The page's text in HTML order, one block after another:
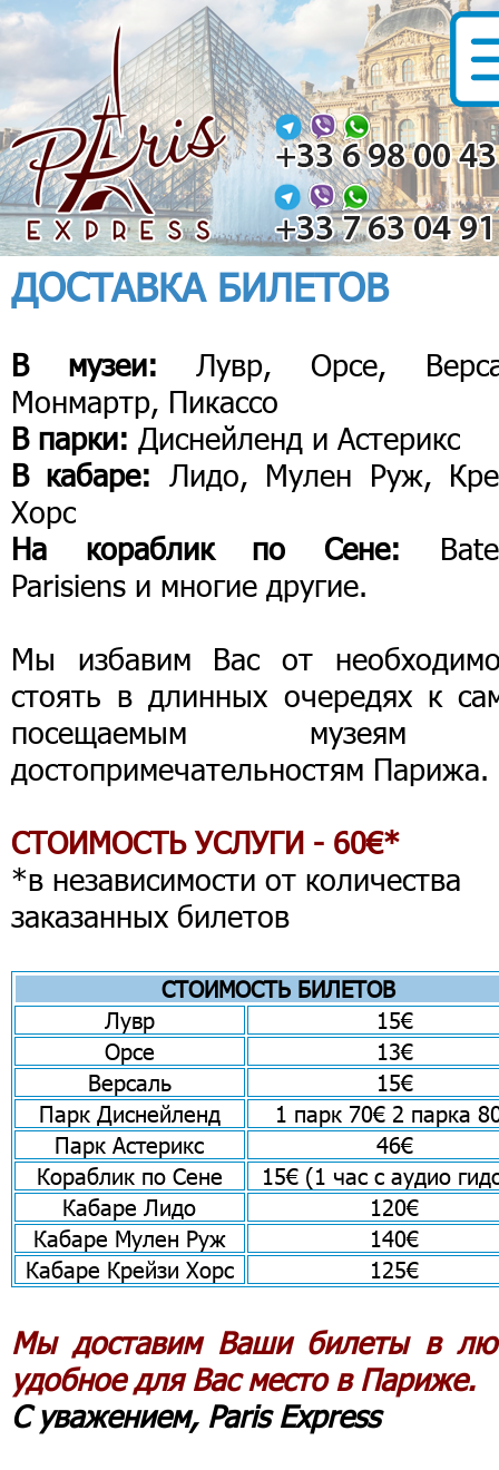
ДОСТАВКА БИЛЕТОВ
В музеи: Лувр, Орсе,
Монмартр, Пикассо
В парки: Диснейленд и Астерикс
В кабаре: Лидо, Мулен Руж,
Хорс
На кораблик по Сене:
Parisiens и многие другие.
Мы избавим Вас от
стоять в длинных очередях к
посещаемым
достопримечательностям Парижа.
СТОИМОСТЬ УСЛУГИ - 60€*
*в независимости от количества
заказанных билетов
СТОИМОСТЬ БИЛЕТОВ
Лувр
15€
Орсе
13€
Версаль
15€
Парк Диснейленд
1 парк 70€ 2 парка
Парк Астерикс
46€
Кораблик по Сене
15€ (1 час с аудио
Кабаре Лидо
120€
Кабаре Мулен Руж
140€
Кабаре Крейзи Хорс
125€
Мы доставим Ваши билеты в
удобное для Вас место в Париже.
С уважением, Paris Express